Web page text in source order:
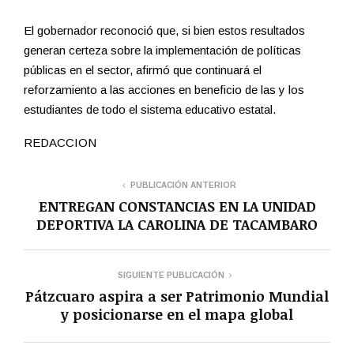
El gobernador reconoció que, si bien estos resultados
generan certeza sobre la implementación de políticas
públicas en el sector, afirmó que continuará el
reforzamiento a las acciones en beneficio de las y los
estudiantes de todo el sistema educativo estatal.
REDACCION
PUBLICACIÓN ANTERIOR
ENTREGAN CONSTANCIAS EN LA UNIDAD
DEPORTIVA LA CAROLINA DE TACAMBARO
SIGUIENTE PUBLICACIÓN
Pátzcuaro aspira a ser Patrimonio Mundial
y posicionarse en el mapa global